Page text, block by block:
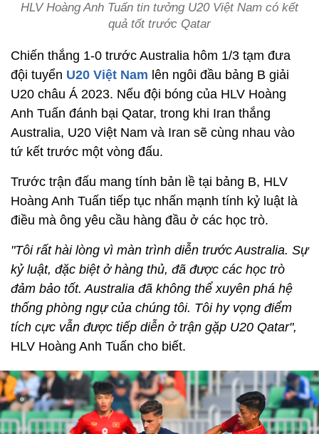
HLV Hoàng Anh Tuấn tin tưởng U20 Việt Nam có kết
quả tốt trước Qatar
Chiến thắng 1-0 trước Australia hôm 1/3 tạm đưa
đội tuyển U20 Việt Nam lên ngôi đầu bảng B giải
U20 châu Á 2023. Nếu đội bóng của HLV Hoàng
Anh Tuấn đánh bại Qatar, trong khi Iran thắng
Australia, U20 Việt Nam và Iran sẽ cùng nhau vào
tứ kết trước một vòng đấu.
Trước trận đấu mang tính bản lề tại bảng B, HLV
Hoàng Anh Tuấn tiếp tục nhấn mạnh tính kỷ luật là
điều mà ông yêu cầu hàng đầu ở các học trò.
"Tôi rất hài lòng vì màn trình diễn trước Australia. Sự
kỷ luật, đặc biệt ở hàng thủ, đã được các học trò
đảm bảo tốt. Australia đã không thể xuyên phá hệ
thống phòng ngự của chúng tôi. Tôi hy vọng điểm
tích cực vẫn được tiếp diễn ở trận gặp U20 Qatar",
HLV Hoàng Anh Tuấn cho biết.